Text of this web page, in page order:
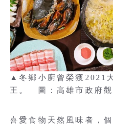
▲冬鄉小廚曾榮獲2021
王。 圖：高雄市政府觀
喜愛食物天然風味者，